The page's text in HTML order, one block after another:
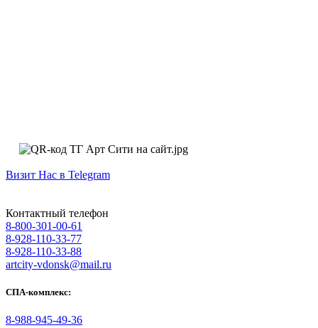
Визит Нас в Telegram
Контактный телефон
8-800-301-00-61
8-928-110-33-77
8-928-110-33-88
artcity-vdonsk@mail.ru
СПА-комплекс:
8-988-945-49-36